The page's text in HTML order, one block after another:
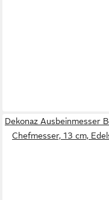
Dekonaz Ausbeinmesser
Chefmesser, 13 cm,